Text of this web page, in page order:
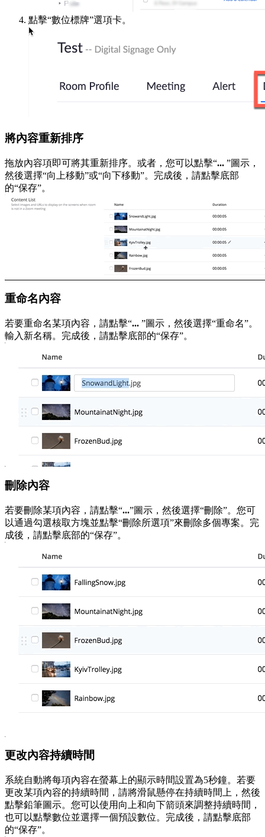
點擊“數位標牌”選項卡。
將內容重新排序
拖放內容項即可將其重新排序。或者，您可以點擊“... ”圖示，
然後選擇“向上移動”或“向下移動”。完成後，請點擊底部
的“保存”。
重命名內容
若要重命名某項內容，請點擊“... ”圖示，然後選擇“重命名”。
輸入新名稱。完成後，請點擊底部的“保存”。
刪除內容
若要刪除某項內容，請點擊“...”圖示，然後選擇“刪除”。您可
以通過勾選核取方塊並點擊“刪除所選項”來刪除多個專案。完
成後，請點擊底部的“保存”。
更改內容持續時間
系統自動將每項內容在螢幕上的顯示時間設置為5秒鐘。若要
更改某項內容的持續時間，請將滑鼠懸停在持續時間上，然後
點擊鉛筆圖示。您可以使用向上和向下箭頭來調整持續時間，
也可以點擊數位並選擇一個預設數位。完成後，請點擊底部
的“保存”。